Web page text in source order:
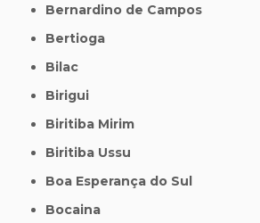
Bernardino de Campos
Bertioga
Bilac
Birigui
Biritiba Mirim
Biritiba Ussu
Boa Esperança do Sul
Bocaina